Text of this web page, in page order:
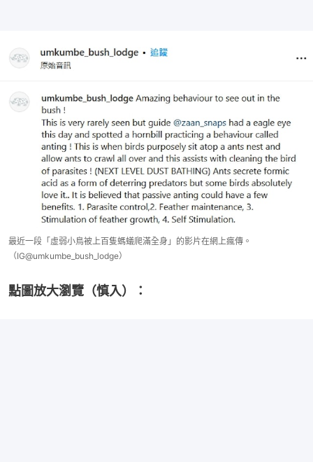
最近一段「虛弱小鳥被上百隻螞蟻爬滿全身」的影片在網上瘋傳。
（IG@umkumbe_bush_lodge）
點圖放大瀏覽（慎入）：